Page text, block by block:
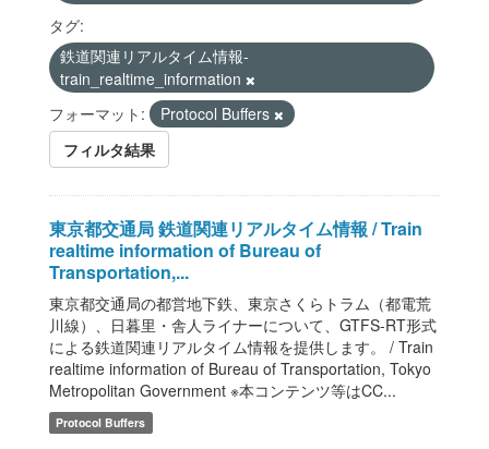
タグ:
鉄道関連リアルタイム情報-
train_realtime_information
フォーマット:
Protocol Buffers
フィルタ結果
東京都交通局 鉄道関連リアルタイム情報 / Train
realtime information of Bureau of
Transportation,...
東京都交通局の都営地下鉄、東京さくらトラム（都電荒
川線）、日暮里・舎人ライナーについて、GTFS-RT形式
による鉄道関連リアルタイム情報を提供します。 / Train
realtime information of Bureau of Transportation, Tokyo
Metropolitan Government ※本コンテンツ等はCC...
Protocol Buffers